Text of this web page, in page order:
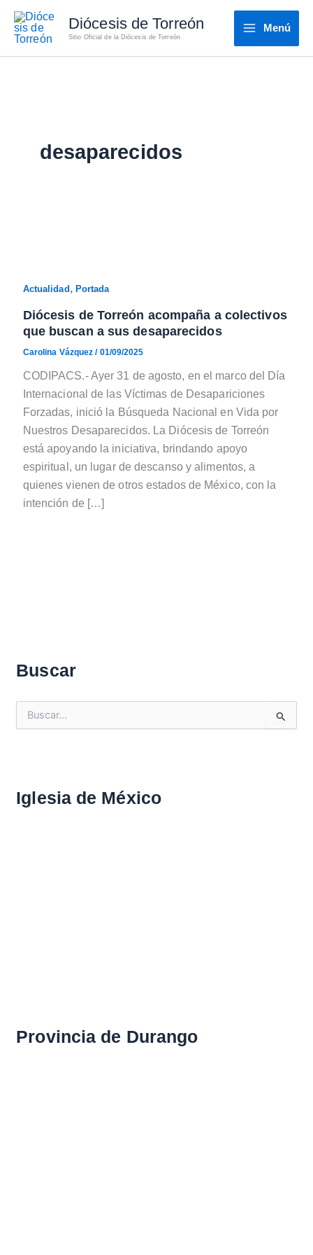
contenido
Diócesis de Torreón
Sitio Oficial de la Diócesis de Torreón
Menú
desaparecidos
Actualidad , Portada
Diócesis de Torreón acompaña a colectivos
que buscan a sus desaparecidos
Carolina Vázquez/ 01/09/2025
CODIPACS.- Ayer 31 de agosto, en el marco del Día
Internacional de las Víctimas de Desapariciones
Forzadas, inició la Búsqueda Nacional en Vida por
Nuestros Desaparecidos. La Diócesis de Torreón
está apoyando la iniciativa, brindando apoyo
espiritual, un lugar de descanso y alimentos, a
quienes vienen de otros estados de México, con la
intención de […]
Buscar
u
Iglesia de México
Provincia de Durango